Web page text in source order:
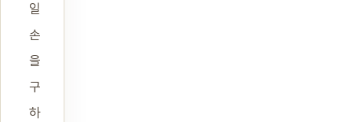
일
손
을
구
하